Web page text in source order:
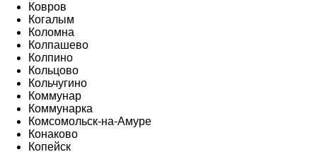
Ковров
Когалым
Коломна
Колпашево
Колпино
Кольцово
Кольчугино
Коммунар
Коммунарка
Комсомольск-на-Амуре
Конаково
Копейск